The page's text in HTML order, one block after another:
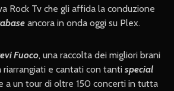
Rock Tv che gli affida la conduzione
ancora in onda oggi su Plex.
Fuoco, una raccolta dei migliori brani
riarrangiati e cantati con tantispecial
a un tour di oltre 150 concerti in tutta